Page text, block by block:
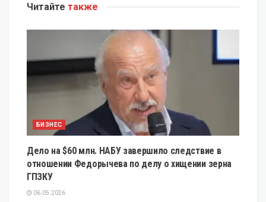
Читайте также
БИЗНЕС
Дело на $60 млн. НАБУ завершило следствие в
отношении Федорычева по делу о хищении зерна
ГПЗКУ
06.05.2026